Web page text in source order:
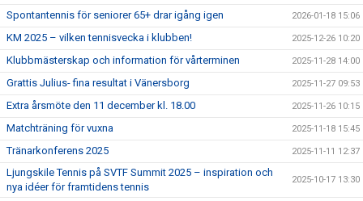
Spontantennis för seniorer 65+ drar igång igen 2026-01-18 15:06
KM 2025 – vilken tennisvecka i klubben! 2025-12-26 10:20
Klubbmästerskap och information för vårterminen 2025-11-28 14:00
Grattis Julius- fina resultat i Vänersborg 2025-11-27 09:53
Extra årsmöte den 11 december kl. 18.00 2025-11-26 10:15
Matchträning för vuxna 2025-11-18 15:45
Tränarkonferens 2025 2025-11-11 12:37
Ljungskile Tennis på SVTF Summit 2025 – inspiration och
nya idéer för framtidens tennis
2025-10-17 13:30